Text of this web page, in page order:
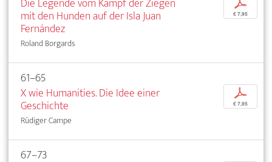
mit den Hunden auf der Isla Juan
Fernández
Roland Borgards
p
€ 7,95
61–65
X wie Humanities. Die Idee einer
Geschichte
Rüdiger Campe
p
€ 7,95
67–73